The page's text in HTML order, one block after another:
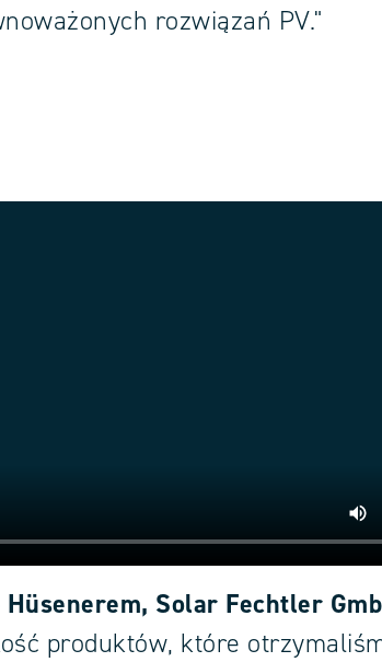
rozwiązań PV."
Solar Fechtler
produktów, które